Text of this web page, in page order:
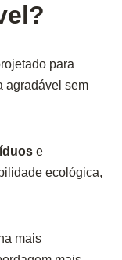
para
agradável sem
e
ecológica,
mais